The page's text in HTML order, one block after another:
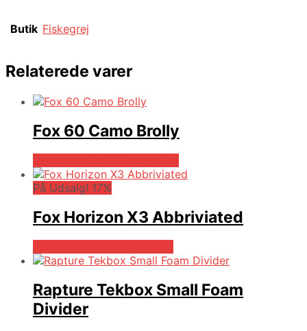
Butik Fiskegrej
Relaterede varer
Fox 60 Camo Brolly
På Udsalg! 17%
Fox Horizon X3 Abbriviated
Rapture Tekbox Small Foam
Divider